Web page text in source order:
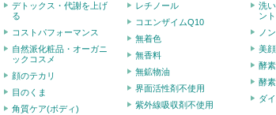
デトックス・代謝を上げ
る
コストパフォーマンス
自然派化粧品・オーガニ
ックコスメ
顔のテカリ
目のくま
角質ケア(ボディ)
レチノール
コエンザイムQ10
無着色
無香料
無鉱物油
界面活性剤不使用
紫外線吸収剤不使用
洗
ント
ノ
美
酵
酵
ダ